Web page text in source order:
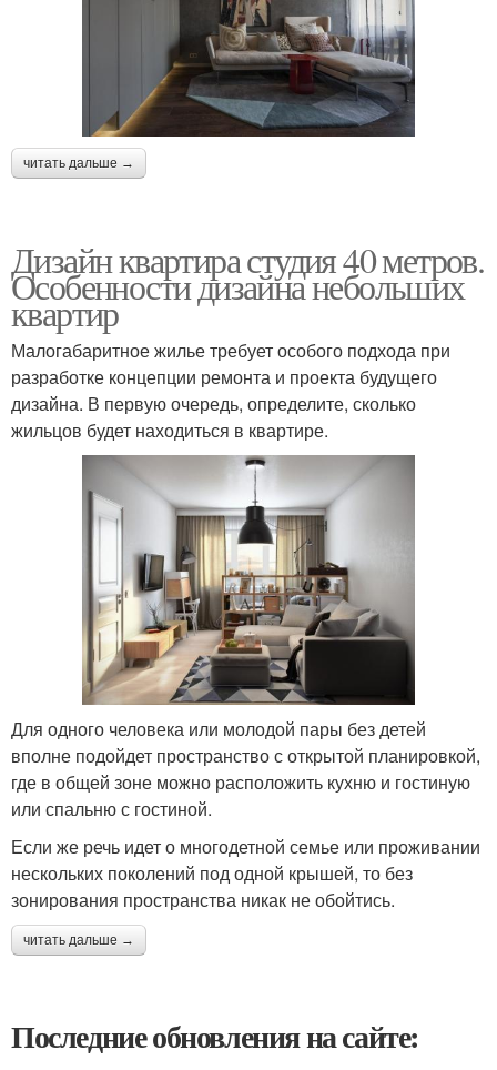
читать дальше →
Дизайн квартира студия 40 метров.
Особенности дизайна небольших
квартир
Малогабаритное жилье требует особого подхода при
разработке концепции ремонта и проекта будущего
дизайна. В первую очередь, определите, сколько
жильцов будет находиться в квартире.
Для одного человека или молодой пары без детей
вполне подойдет пространство с открытой планировкой,
где в общей зоне можно расположить кухню и гостиную
или спальню с гостиной.
Если же речь идет о многодетной семье или проживании
нескольких поколений под одной крышей, то без
зонирования пространства никак не обойтись.
читать дальше →
Последние обновления на сайте: